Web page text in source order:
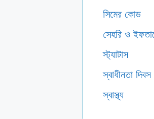
সিমের কোড
সেহরি ও
স্ট্যাটাস
স্বাধীনতা দিবস
স্বাস্থ্য